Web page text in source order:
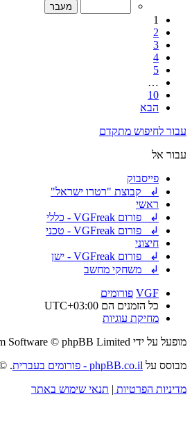
1
2
3
4
5
…
10
הבא
עבור לחיפוש מתקדם
עבור אל
פייסבוק
↲ קבוצת "רטרו ישראל"
ראשי
↲ פורום VGFreak - כללי
↲ פורום VGFreak - טכני
חיצוני
↲ פורום VGFreak - ישן
↲ משחקי מחשב
VGF פורומים
כל הזמנים הם UTC+03:00
מחיקת עוגיות
מופעל על ידי Software © phpBB Limited
מבוסס על phpBB.co.il - פורומים בעברית
- phpBB.co.il.
מדיניות הפרטיות | תנאי שימוש באתר